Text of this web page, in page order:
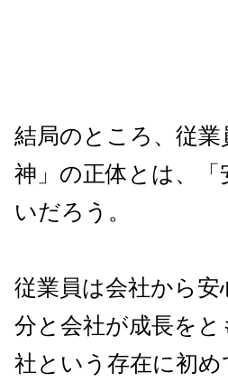
結局のところ、従
神」の正体とは、
いだろう。
従業員は会社から
分と会社が成長を
社という存在に初